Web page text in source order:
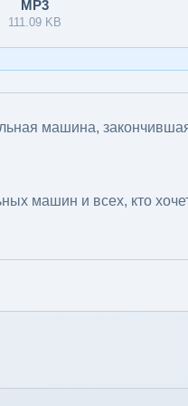
MP3
111.09 KB
машина,
машин и всех, кто